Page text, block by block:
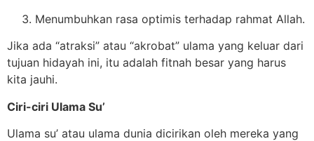
Menumbuhkan rasa optimis terhadap rahmat Allah.
Jika ada “atraksi” atau “akrobat” ulama yang keluar dari
tujuan hidayah ini, itu adalah fitnah besar yang harus
kita jauhi.
Ciri-ciri Ulama Su’
Ulama su’ atau ulama dunia dicirikan oleh mereka yang